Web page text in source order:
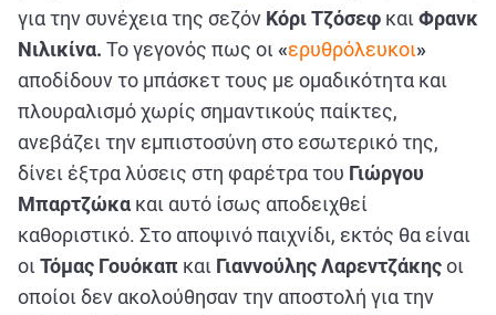
για την συνέχεια της σεζόν Κόρι Τζόσεφ και Φρανκ
Νιλικίνα. Το γεγονός πως οι «ερυθρόλευκοι»
αποδίδουν το μπάσκετ τους με ομαδικότητα και
πλουραλισμό χωρίς σημαντικούς παίκτες,
ανεβάζει την εμπιστοσύνη στο εσωτερικό της,
δίνει έξτρα λύσεις στη φαρέτρα του Γιώργου
Μπαρτζώκα και αυτό ίσως αποδειχθεί
καθοριστικό. Στο αποψινό παιχνίδι, εκτός θα είναι
οι Τόμας Γουόκαπ και Γιαννούλης Λαρεντζάκηςοι
οποίοι δεν ακολούθησαν την αποστολή για την